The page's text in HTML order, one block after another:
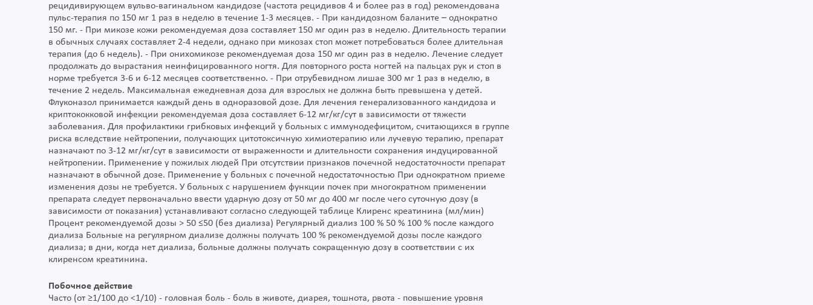
рецидивирующем вульво-вагинальном кандидозе (частота рецидивов 4 и более раз в год) рекомендована
пульс-терапия по 150 мг 1 раз в неделю в течение 1-3 месяцев. - При кандидозном баланите – однократно
150 мг. - При микозе кожи рекомендуемая доза составляет 150 мг один раз в неделю. Длительность терапии
в обычных случаях составляет 2-4 недели, однако при микозах стоп может потребоваться более длительная
терапия (до 6 недель). - При онихомикозе рекомендуемая доза 150 мг один раз в неделю. Лечение следует
продолжать до вырастания неинфицированного ногтя. Для повторного роста ногтей на пальцах рук и стоп в
норме требуется 3-6 и 6-12 месяцев соответственно. - При отрубевидном лишае 300 мг 1 раз в неделю, в
течение 2 недель. Максимальная ежедневная доза для взрослых не должна быть превышена у детей.
Флуконазол принимается каждый день в одноразовой дозе. Для лечения генерализованного кандидоза и
криптококковой инфекции рекомендуемая доза составляет 6-12 мг/кг/сут в зависимости от тяжести
заболевания. Для профилактики грибковых инфекций у больных с иммунодефицитом, считающихся в группе
риска вследствие нейтропении, получающих цитотоксичную химиотерапию или лучевую терапию, препарат
назначают по 3-12 мг/кг/сут в зависимости от выраженности и длительности сохранения индуцированной
нейтропении. Применение у пожилых людей При отсутствии признаков почечной недостаточности препарат
назначают в обычной дозе. Применение у больных с почечной недостаточностью При однократном приеме
изменения дозы не требуется. У больных с нарушением функции почек при многократном применении
препарата следует первоначально ввести ударную дозу от 50 мг до 400 мг после чего суточную дозу (в
зависимости от показания) устанавливают согласно следующей таблице Клиренс креатинина (мл/мин)
Процент рекомендуемой дозы > 50 ≤50 (без диализа) Регулярный диализ 100 % 50 % 100 % после каждого
диализа Больные на регулярном диализе должны получать 100 % рекомендуемой дозы после каждого
диализа; в дни, когда нет диализа, больные должны получать сокращенную дозу в соответствии с их
клиренсом креатинина.
Побочное действие
Часто (от ≥1/100 до <1/10) - головная боль - боль в животе, диарея, тошнота, рвота - повышение уровня